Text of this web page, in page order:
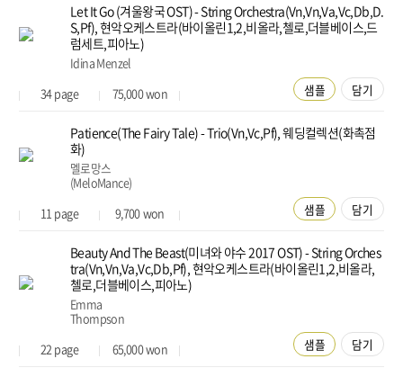
Let It Go (겨울왕국 OST) - String Orchestra(Vn,Vn,Va,Vc,Db,D.
S,Pf), 현악오케스트라(바이올린1,2,비올라,첼로,더블베이스,드
럼세트,피아노)
Idina Menzel
34page 75,000won 샘플 담기
Patience(The Fairy Tale) - Trio(Vn,Vc,Pf), 웨딩컬렉션(화촉점
화)
멜로망스
(MeloMance)
11 page 9,700won 샘플 담기
Beauty And The Beast(미녀와 야수 2017 OST) - String Orches
tra(Vn,Vn,Va,Vc,Db,Pf), 현악오케스트라(바이올린1,2,비올라,
첼로,더블베이스,피아노)
Emma
Thompson
22 page 65,000won 샘플 담기